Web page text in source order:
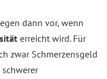
dann vor, wenn
erreicht wird. Für
zwar Schmerzensgeld